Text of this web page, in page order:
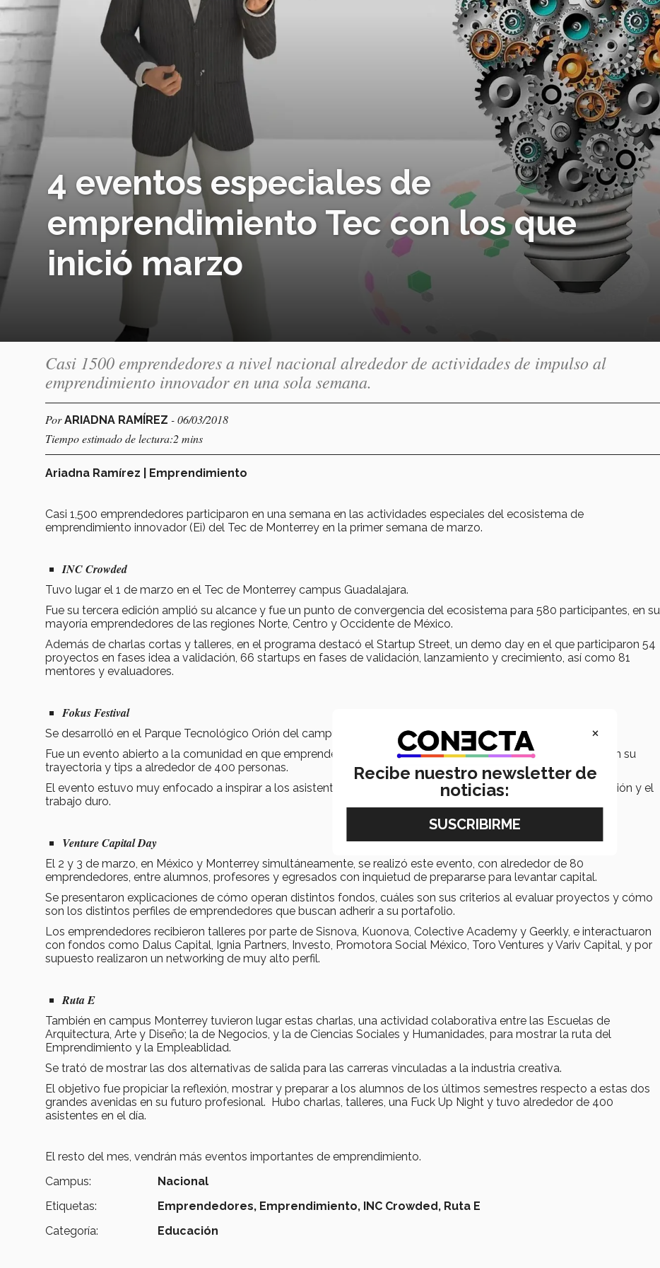
4 eventos especiales de
emprendimiento Tec con los que
inició marzo
Casi 1500 emprendedores a nivel nacional alrededor de actividades de impulso al
emprendimiento innovador en una sola semana.
PorARIADNA RAMÍREZ - 06/03/2018
Tiempo estimado de lectura:2 mins
Ariadna Ramírez | Emprendimiento
Casi 1,500 emprendedores participaron en una semana en las actividades especiales del ecosistema de
emprendimiento innovador (Ei) del Tec de Monterrey en la primer semana de marzo.
INC Crowded
Tuvo lugar el 1 de marzo en el Tec de Monterrey campus Guadalajara.
Fue su tercera edición amplió su alcance y fue un punto de convergencia del ecosistema para 580 participantes, en su
mayoría emprendedores de las regiones Norte, Centro y Occidente de México.
Además de charlas cortas y talleres, en el programa destacó el Startup Street, un demo day en el que participaron 54
proyectos en fases idea a validación, 66 startups en fases de validación, lanzamiento y crecimiento, así como 81
mentores y evaluadores.
Fokus Festival
Se desarrolló en el Parque Tecnológico Orión del campus Chihuahua.
Fue un evento abierto a la comunidad en que emprendedores en diferentes etapas de desarrollo compartieron su
trayectoria y tips a alrededor de 400 personas.
El evento estuvo muy enfocado a inspirar a los asistentes a emprender integrando el componente de innovación y el
trabajo duro.
Venture Capital Day
El 2 y 3 de marzo, en México y Monterrey simultáneamente, se realizó este evento, con alrededor de 80
emprendedores, entre alumnos, profesores y egresados con inquietud de prepararse para levantar capital.
Se presentaron explicaciones de cómo operan distintos fondos, cuáles son sus criterios al evaluar proyectos y cómo
son los distintos perfiles de emprendedores que buscan adherir a su portafolio.
Los emprendedores recibieron talleres por parte de Sisnova, Kuonova, Colective Academy y Geerkly, e interactuaron
con fondos como Dalus Capital, Ignia Partners, Investo, Promotora Social México, Toro Ventures y Variv Capital, y por
supuesto realizaron un networking de muy alto perfil.
Ruta E
También en campus Monterrey tuvieron lugar estas charlas, una actividad colaborativa entre las Escuelas de
Arquitectura, Arte y Diseño; la de Negocios, y la de Ciencias Sociales y Humanidades, para mostrar la ruta del
Emprendimiento y la Empleablidad.
Se trató de mostrar las dos alternativas de salida para las carreras vinculadas a la industria creativa.
El objetivo fue propiciar la reflexión, mostrar y preparar a los alumnos de los últimos semestres respecto a estas dos
grandes avenidas en su futuro profesional. Hubo charlas, talleres, una Fuck Up Night y tuvo alrededor de 400
asistentes en el día.
El resto del mes, vendrán más eventos importantes de emprendimiento.
Campus:
Nacional
Etiquetas:
Emprendedores, Emprendimiento, INC Crowded, Ruta E
Categoría:
Educación
×
Recibe nuestro newsletter de
noticias: